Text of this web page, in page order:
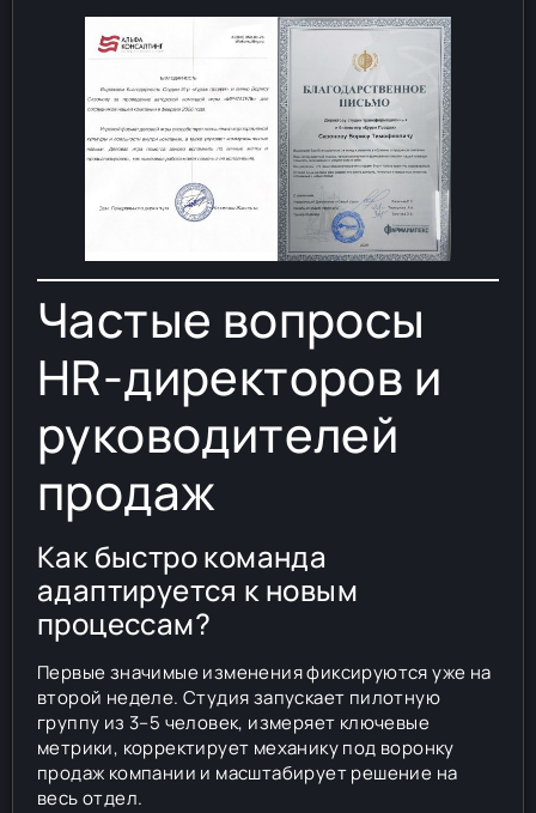
Частые вопросы
HR-директоров и
руководителей
продаж
Как быстро команда
адаптируется к новым
процессам?
Первые значимые изменения фиксируются уже на
второй неделе. Студия запускает пилотную
группу из 3–5 человек, измеряет ключевые
метрики, корректирует механику под воронку
продаж компании и масштабирует решение на
весь отдел.